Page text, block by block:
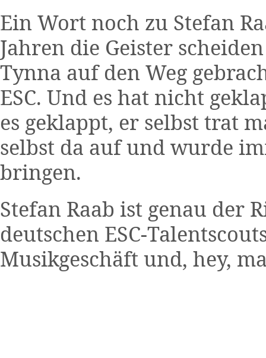
Ein Wort noch zu Stefan
Jahren die Geister
Tynna auf den Weg
ESC. Und es hat nicht
es geklappt, er selbst trat
selbst da auf und wurde
bringen.
Stefan Raab ist genau der
deutschen ESC-
Musikgeschäft und, hey,